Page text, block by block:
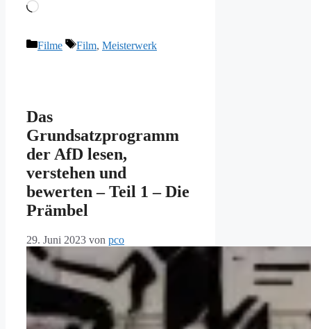
Wird
Kategorien
Filme Schlagwörter
Film, Meisterwerk
Das
Grundsatzprogramm
der AfD lesen,
verstehen und
bewerten – Teil 1 – Die
Prämbel
29. Juni 2023 von pco